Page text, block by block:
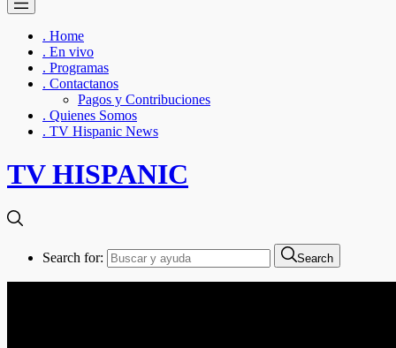
. Home
. En vivo
. Programas
. Contactanos
Pagos y Contribuciones
. Quienes Somos
. TV Hispanic News
TV HISPANIC
Search for: Search